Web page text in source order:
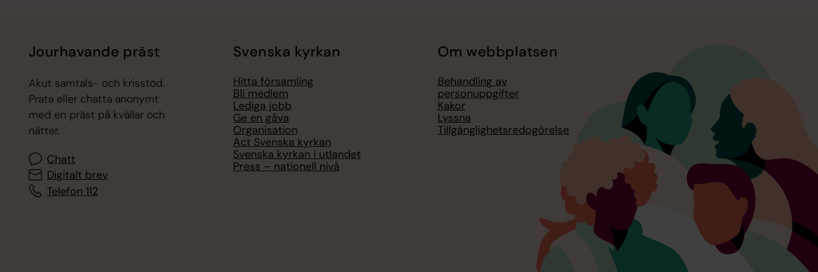
Jourhavande präst
Akut samtals- och krisstöd.
Prata eller chatta anonymt
med en präst på kvällar och
nätter.
Chatt
Digitalt brev
Telefon 112
Svenska kyrkan
Hitta församling
Bli medlem
Lediga jobb
Ge en gåva
Organisation
Act Svenska kyrkan
Svenska kyrkan i utlandet
Press – nationell nivå
Om webbplatsen
Behandling av
personuppgifter
Kakor
Lyssna
Tillgänglighetsredogörelse